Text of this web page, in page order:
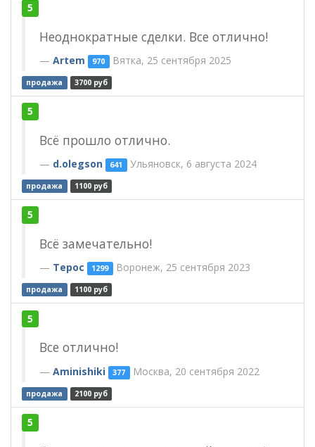
5
Неоднократные сделки. Все отлично!
Artem 970 Вятка, 25 сентября 2025
продажа 3700 руб
5
Всё прошло отлично.
d.olegson 641 Ульяновск, 6 августа 2024
продажа 1100 руб
5
Всё замечательно!
Терос 1299 Воронеж, 25 сентября 2023
продажа 1100 руб
5
Все отлично!
Aminishiki 377 Москва, 20 сентября 2022
продажа 2100 руб
5